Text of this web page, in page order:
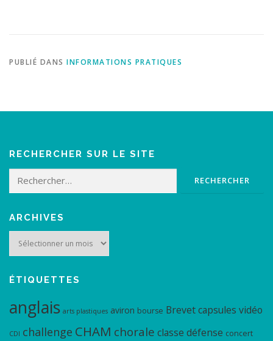
PUBLIÉ DANS INFORMATIONS PRATIQUES
RECHERCHER SUR LE SITE
Rechercher :
ARCHIVES
Archives
ÉTIQUETTES
anglais arts plastiques aviron bourse Brevetcapsules vidéo
CDI challenge CHAM chorale classe défense concert